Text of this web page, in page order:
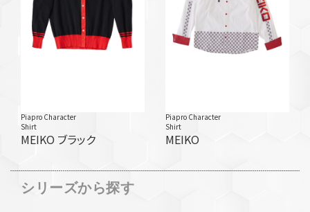
Piapro Character
Shirt
MEIKO ブラック
Piapro Character
Shirt
MEIKO
シリーズから探す